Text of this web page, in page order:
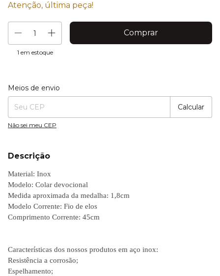
Atenção, última peça!
1 em estoque
Entregas para o CEP:
Meios de envio
Calcular
Não sei meu CEP
Descrição
Material: Inox
Modelo: Colar devocional
Medida aproximada da medalha: 1,8cm
Modelo Corrente: Fio de elos
Comprimento Corrente: 45cm
Características dos nossos produtos em aço inox:
Resistência a corrosão;
Espelhamento;